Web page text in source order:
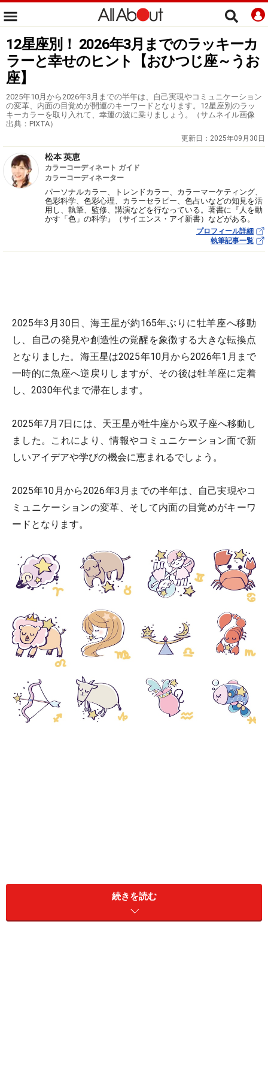
12星座別！ 2026年3月までのラッキーカ
ラーと幸せのヒント【おひつじ座～うお
座】
2025年10月から2026年3月までの半年は、自己実現やコミュニケーション
の変革、内面の目覚めが開運のキーワードとなります。12星座別のラッ
キーカラーを取り入れて、幸運の波に乗りましょう。（サムネイル画像
出典：PIXTA）
更新日： 2025年09月30日
松本 英恵
カラーコーディネート ガイド
カラーコーディネーター
パーソナルカラー、トレンドカラー、カラーマーケティング、
色彩科学、色彩心理、カラーセラピー、色占いなどの知見を活
用し、執筆、監修、講演などを行なっている。著書に『人を動
かす「色」の科学』（サイエンス・アイ新書）などがある。
プロフィール詳細
執筆記事一覧
2025年3月30日、海王星が約165年ぶりに牡羊座へ移動
し、自己の発見や創造性の覚醒を象徴する大きな転換点
となりました。海王星は2025年10月から2026年1月まで
一時的に魚座へ逆戻りしますが、その後は牡羊座に定着
し、2030年代まで滞在します。
2025年7月7日には、天王星が牡牛座から双子座へ移動し
ました。これにより、情報やコミュニケーション面で新
しいアイデアや学びの機会に恵まれるでしょう。
2025年10月から2026年3月までの半年は、自己実現やコ
ミュニケーションの変革、そして内面の目覚めがキーワ
ードとなります。
2025年度後半のラッキーカラーと幸せのヒント
続きを読む